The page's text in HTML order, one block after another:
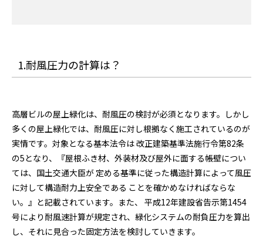
1.耐風圧力の計算は？
高層ビルの屋上緑化は、耐風圧の検討が必須となります。しかし
多くの屋上緑化では、耐風圧に対し根拠なく施工されているのが
実情です。対象となる基本法令は 改正建築基準法施行令第82条
の5となり、『屋根ふき材、外装材及び屋外に面する帳壁につい
ては、国土交通大臣が 定める基準に従った構造計算によって風圧
に対して構造耐力上安全である ことを確かめなければならな
い。』と記載されています。また、 平成12年建設省告示第1454
号により耐風速計算が規定され、緑化システムの耐負圧力を算出
し、それに見合った固定方法を検討していきます。